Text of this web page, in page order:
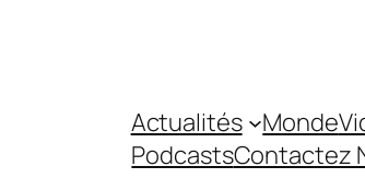
Actualités Monde
PodcastsContactez